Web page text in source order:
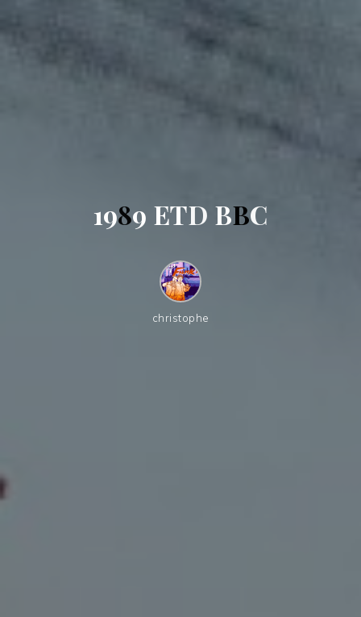
1989 ETD BBC
christophe